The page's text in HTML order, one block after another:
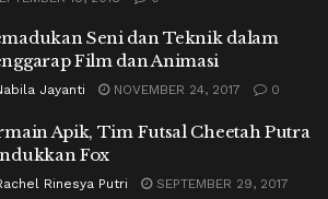
Seni dan Teknik dalam
Film dan Animasi
Jayanti NOVEMBER 24, 2017 0
Apik, Tim Futsal Cheetah Putra
Fox
Rinesya Putri
SEPTEMBER 29, 2017